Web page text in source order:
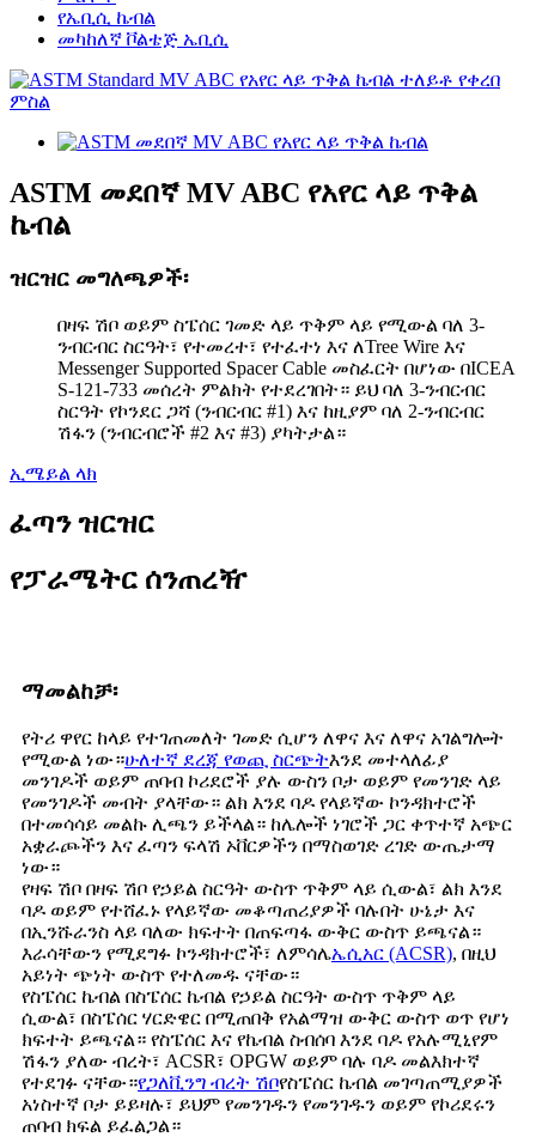
የኤቢሲ ኬብል
መካከለኛ ቮልቴጅ ኤቢሲ
ASTM መደበኛ MV ABC የአየር ላይ ጥቅል
ኬብል
ዝርዝር መግለጫዎች፡
በዛፍ ሽቦ ወይም ስፔሰር ገመድ ላይ ጥቅም ላይ የሚውል ባለ 3-
ንብርብር ስርዓት፣ የተመረተ፣ የተፈተነ እና ለTree Wire እና
Messenger Supported Spacer Cable መስፈርት በሆነው በICEA
S-121-733 መሰረት ምልክት የተደረገበት። ይህ ባለ 3-ንብርብር
ስርዓት የኮንደር ጋሻ (ንብርብር #1) እና ከዚያም ባለ 2-ንብርብር
ሽፋን (ንብርብሮች #2 እና #3) ያካትታል።
ኢሜይል ላክ
ፈጣን ዝርዝር
የፓራሜትር ሰንጠረዥ
ማመልከቻ፡
የትሪ ዋየር ከላይ የተገጠመለት ገመድ ሲሆን ለዋና እና ለዋና አገልግሎት
የሚውል ነው።ሁለተኛ ደረጃ የወጪ ስርጭትእንደ መተላለፊያ
መንገዶች ወይም ጠባብ ኮሪደሮች ያሉ ውስን ቦታ ወይም የመንገድ ላይ
የመንገዶች መብት ያላቸው። ልክ እንደ ባዶ የላይኛው ኮንዳክተሮች
በተመሳሳይ መልኩ ሊጫን ይችላል። ከሌሎች ነገሮች ጋር ቀጥተኛ አጭር
አቋራጮችን እና ፈጣን ፍላሽ ኦቨርዎችን በማስወገድ ረገድ ውጤታማ
ነው።
የዛፍ ሽቦ በዛፍ ሽቦ የኃይል ስርዓት ውስጥ ጥቅም ላይ ሲውል፣ ልክ እንደ
ባዶ ወይም የተሸፈኑ የላይኛው መቆጣጠሪያዎች ባሉበት ሁኔታ እና
በኢንሹራንስ ላይ ባለው ክፍተት በጠፍጣፋ ውቅር ውስጥ ይጫናል።
እራሳቸውን የሚደግፉ ኮንዳክተሮች፣ ለምሳሌኤሲአር (ACSR), በዚህ
አይነት ጭነት ውስጥ የተለመዱ ናቸው።
የስፔሰር ኬብል በስፔሰር ኬብል የኃይል ስርዓት ውስጥ ጥቅም ላይ
ሲውል፣ በስፔሰር ሃርድዌር በሚጠበቅ የአልማዝ ውቅር ውስጥ ወጥ የሆነ
ክፍተት ይጫናል። የስፔሰር እና የኬብል ስብሰባ እንደ ባዶ የአሉሚኒየም
ሽፋን ያለው ብረት፣ ACSR፣ OPGW ወይም ባሉ ባዶ መልእክተኛ
የተደገፉ ናቸው።የጋለቪንግ ብረት ሽቦየስፔሰር ኬብል መገጣጠሚያዎች
አነስተኛ ቦታ ይይዛሉ፣ ይህም የመንገዱን የመንገዱን ወይም የኮሪደሩን
ጠባብ ክፍል ይፈልጋል።